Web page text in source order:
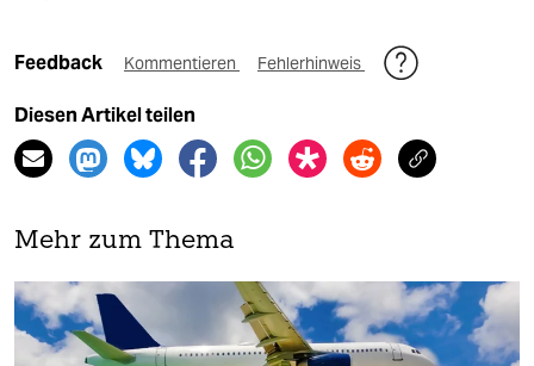
Feedback Kommentieren Fehlerhinweis
Diesen Artikel teilen
Mehr zum Thema